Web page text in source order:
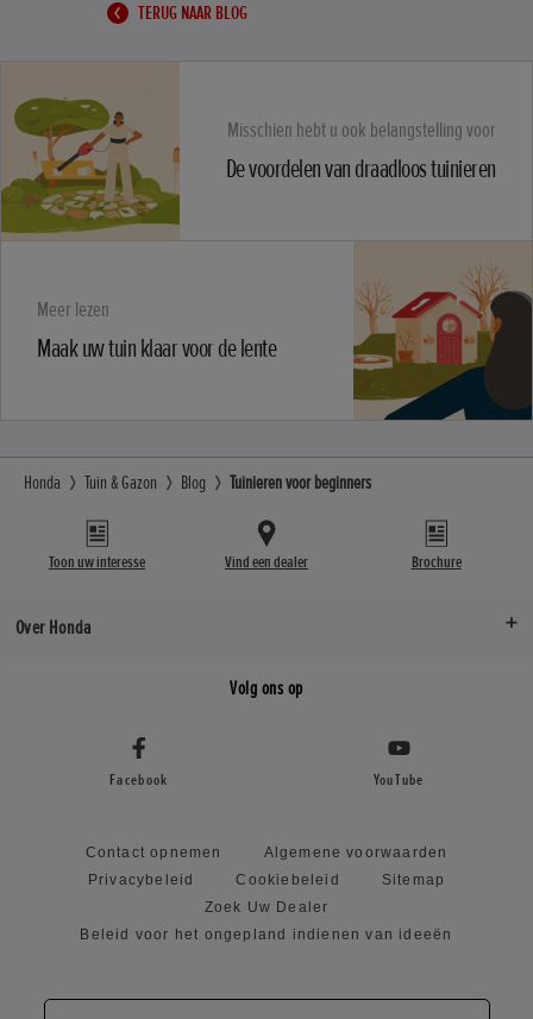
TERUG NAAR BLOG
Misschien hebt u ook belangstelling voor
De voordelen van draadloos tuinieren
Meer lezen
Maak uw tuin klaar voor de lente
Honda Tuin & Gazon Blog Tuinieren voor beginners
Toon uw interesse Vind een dealer Brochure
Over Honda
Volg ons op
Facebook YouTube
Contact opnemen
Algemene voorwaarden
Privacybeleid
Cookiebeleid
Sitemap
Zoek Uw Dealer
Beleid voor het ongepland indienen van ideeën